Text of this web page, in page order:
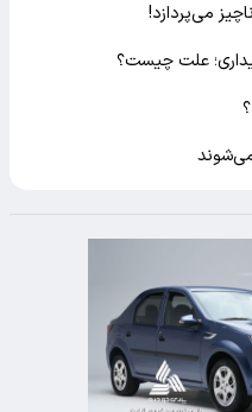
می‌پردازد!
علت چیست؟